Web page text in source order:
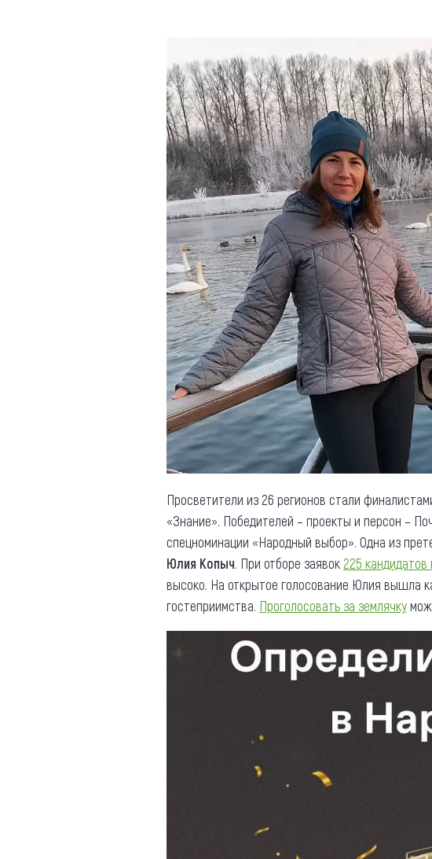
Придорожные кафе
Новости
Что привезти
Другие рубрики
Реестр туроператоров
Реестр туристических
агентств Алтайского края
Обращения граждан
Противодействие коррупции
Просветители из 26 регионов стали
«Знание». Победителей – проекты и персон –
спецноминации «Народный выбор». Одна из
Юлия Копыч. При отборе заявок 225 кандидатов
высоко. На открытое голосование Юлия вышла
гостеприимства. Проголосовать за землячку